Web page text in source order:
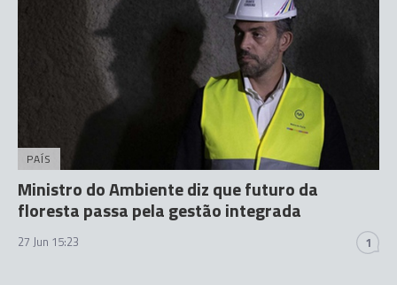
PAÍS
Ministro do Ambiente diz que futuro da
floresta passa pela gestão integrada
27 Jun 15:23 1